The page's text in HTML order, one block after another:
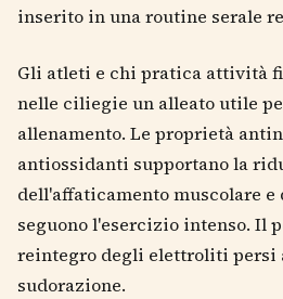
inserito in una routine serale
Gli atleti e chi pratica attività
nelle ciliegie un alleato utile
allenamento. Le proprietà
antiossidanti supportano la
dell'affaticamento muscolare
seguono l'esercizio intenso. Il
reintegro degli elettroliti persi
sudorazione.